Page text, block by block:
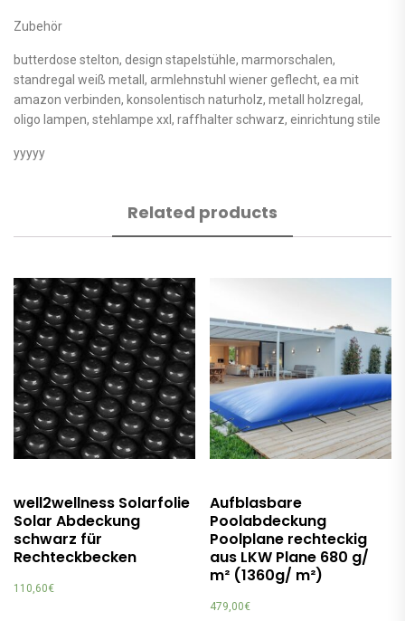
Zubehör
butterdose stelton, design stapelstühle, marmorschalen,
standregal weiß metall, armlehnstuhl wiener geflecht, ea mit
amazon verbinden, konsolentisch naturholz, metall holzregal,
oligo lampen, stehlampe xxl, raffhalter schwarz, einrichtung stile
yyyyy
Related products
well2wellness Solarfolie
Solar Abdeckung
schwarz für
Rechteckbecken
110,60€
Aufblasbare
Poolabdeckung
Poolplane rechteckig
aus LKW Plane 680 g/
m² (1360g/ m²)
479,00€